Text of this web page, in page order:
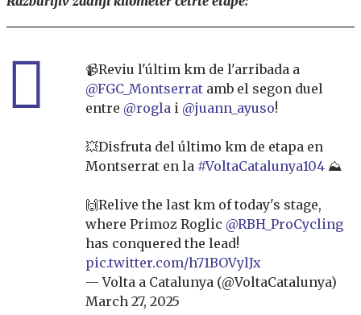
📹Reviu l'últim km de l'arribada a
@FGC_Montserrat amb el segon duel
entre @rogla i @juann_ayuso!
💥Disfruta del último km de etapa en
Montserrat en la #VoltaCatalunya104 ⛰️
🙌Relive the last km of today's stage,
where Primoz Roglic @RBH_ProCycling
has conquered the lead!
pic.twitter.com/h71BOVylJx
— Volta a Catalunya (@VoltaCatalunya)
March 27, 2025